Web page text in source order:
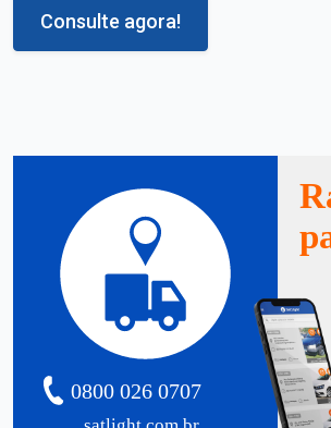
Consulte agora!
0800 026 0707